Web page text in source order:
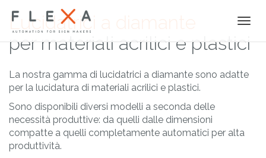
Lucidatrici a diamante
per materiali acrilici e plastici
La nostra gamma di lucidatrici a diamante sono adatte
per la lucidatura di materiali acrilici e plastici.
Sono disponibili diversi modelli a seconda delle
necessità produttive: da quelli dalle dimensioni
compatte a quelli completamente automatici per alta
produttività.